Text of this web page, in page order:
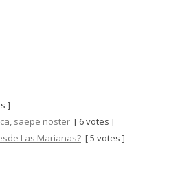
]
saepe noster [ 6 votes ]
Las Marianas? [ 5 votes ]